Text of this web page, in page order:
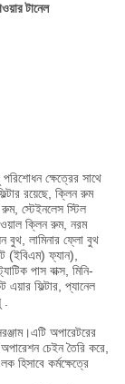
টানেল
ক্ষেত্রের সাথে
রয়েছে, ক্লিন রুম
স্টেইনলেস স্টিল
ওয়াল ক্লিন রুম, নরম
বুথ, লামিনার ফ্লো বুথ
(ইবিএম) ফ্যান),
পাস বাক্স, মিনি-
ফিল্টার, প্যানেল
.
অপারেটরের
চেইন তৈরি করে,
হিসাবে কর্মক্ষেত্রে